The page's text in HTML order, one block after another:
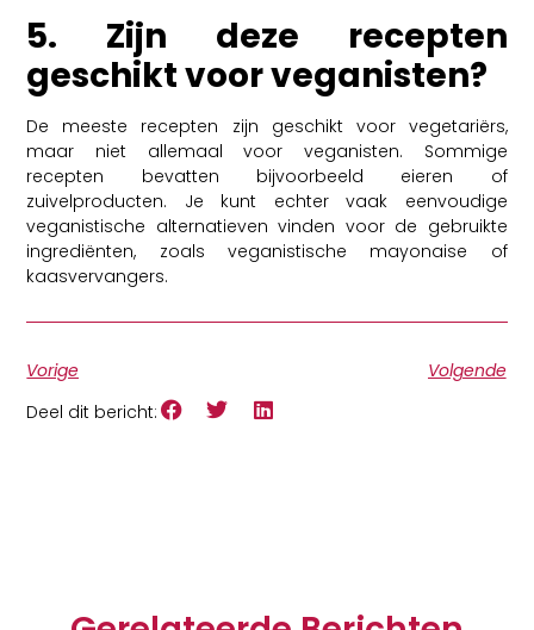
5. Zijn deze recepten
geschikt voor veganisten?
De meeste recepten zijn geschikt voor vegetariërs,
maar niet allemaal voor veganisten. Sommige
recepten bevatten bijvoorbeeld eieren of
zuivelproducten. Je kunt echter vaak eenvoudige
veganistische alternatieven vinden voor de gebruikte
ingrediënten, zoals veganistische mayonaise of
kaasvervangers.
Vorige
Volgende
Deel dit bericht: